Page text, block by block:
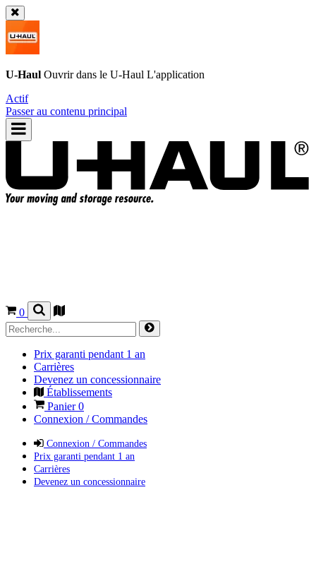
U-Haul Ouvrir dans le U-Haul L'application
Actif
Passer au contenu principal
0
Prix garanti pendant 1 an
Carrières
Devenez un concessionnaire
Établissements
Panier0
Connexion / Commandes
Connexion / Commandes
Prix garanti pendant 1 an
Carrières
Devenez un concessionnaire